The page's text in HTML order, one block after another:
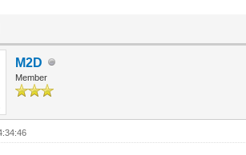
M2D
Member